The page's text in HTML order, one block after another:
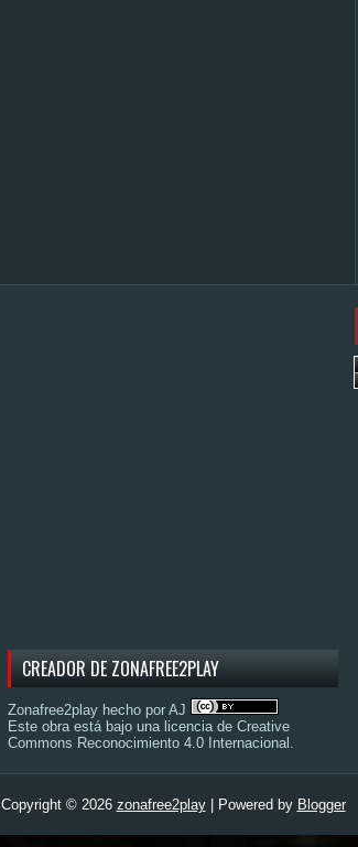
CREADOR DE ZONAFREE2PLAY
Zonafree2play hecho por AJ
Este obra está bajo una licencia de Creative
Commons Reconocimiento 4.0 Internacional .
Copyright © 2026 zonafree2play| Powered by Blogger